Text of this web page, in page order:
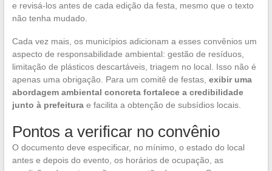
e revisá-los antes de cada edição da festa, mesmo que o texto
não tenha mudado.
Cada vez mais, os municípios adicionam a esses convênios um
aspecto de responsabilidade ambiental: gestão de resíduos,
limitação de plásticos descartáveis, triagem no local. Isso não é
apenas uma obrigação. Para um comitê de festas, exibir uma
abordagem ambiental concreta fortalece a credibilidade
junto à prefeiturae facilita a obtenção de subsídios locais.
Pontos a verificar no convênio
O documento deve especificar, no mínimo, o estado do local
antes e depois do evento, os horários de ocupação, as